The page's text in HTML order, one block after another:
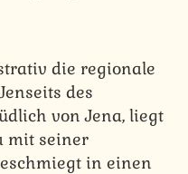
die regionale
des
von Jena, liegt
mit seiner
in einen